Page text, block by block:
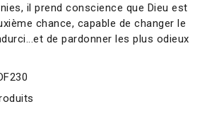
il prend conscience que Dieu est
chance, capable de changer le
de pardonner les plus odieux